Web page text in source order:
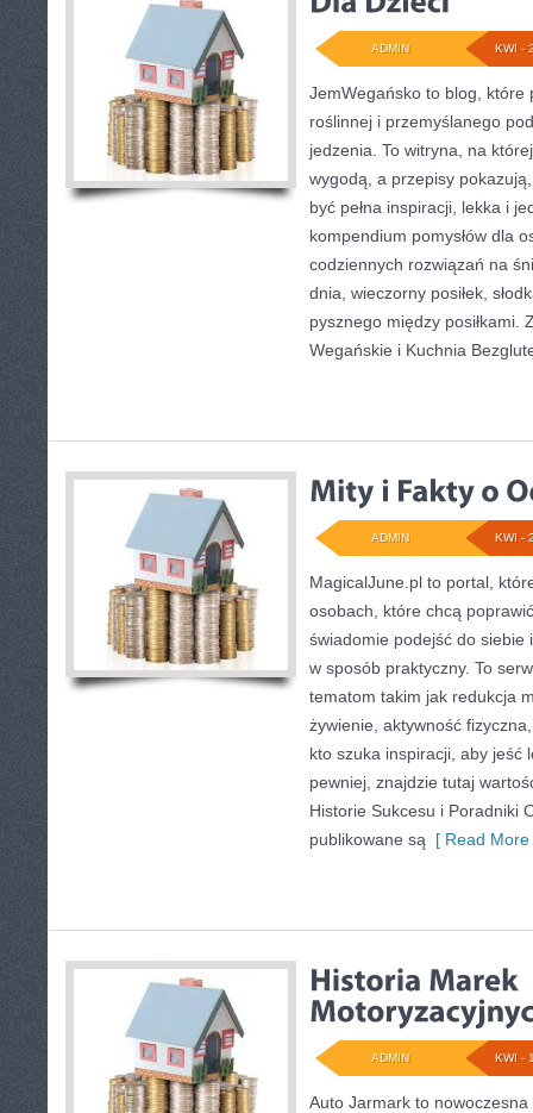
KWI -
ADMIN
JemWegańsko to blog, które
roślinnej i przemyślanego
jedzenia. To witryna, na
wygodą, a przepisy
być pełna inspiracji, lekka i
kompendium pomysłów dla
codziennych rozwiązań na
dnia, wieczorny posiłek,
pysznego między posiłkami.
Wegańskie i Kuchnia
KWI -
ADMIN
MagicalJune.pl to portal,
osobach, które chcą
świadomie podejść do
w sposób praktyczny. To
tematom takim jak redukcja
żywienie, aktywność
kto szuka inspiracji, aby jeść
pewniej, znajdzie tutaj
Historie Sukcesu i Poradniki
publikowane są [ Read More
KWI -
ADMIN
Auto Jarmark to